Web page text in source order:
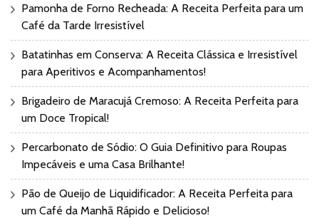
Pamonha de Forno Recheada: A Receita Perfeita para um
Café da Tarde Irresistível
Batatinhas em Conserva: A Receita Clássica e Irresistível
para Aperitivos e Acompanhamentos!
Brigadeiro de Maracujá Cremoso: A Receita Perfeita para
um Doce Tropical!
Percarbonato de Sódio: O Guia Definitivo para Roupas
Impecáveis e uma Casa Brilhante!
Pão de Queijo de Liquidificador: A Receita Perfeita para
um Café da Manhã Rápido e Delicioso!